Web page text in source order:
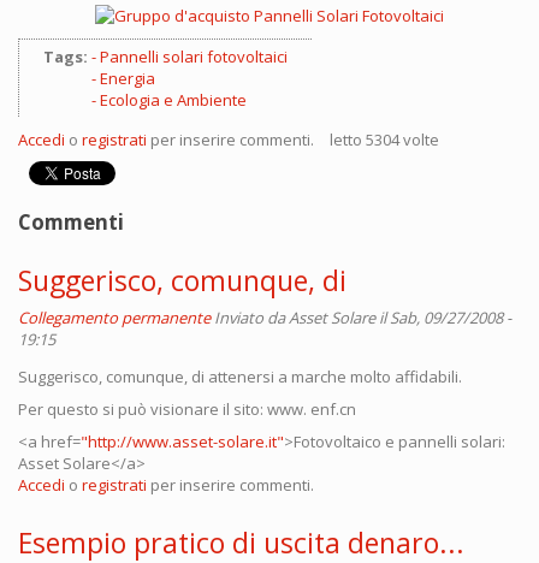
Tags:
Pannelli solari fotovoltaici
Energia
Ecologia e Ambiente
Accedi o registrati per inserire commenti. letto 5304 volte
Commenti
Suggerisco, comunque, di
Collegamento permanente Inviato daAsset Solareil Sab, 09/27/2008 -
19:15
Suggerisco, comunque, di attenersi a marche molto affidabili.
Per questo si può visionare il sito: www. enf.cn
<a href="http://www.asset-solare.it">Fotovoltaico e pannelli solari:
Asset Solare</a>
Accedi o registrati per inserire commenti.
Esempio pratico di uscita denaro...